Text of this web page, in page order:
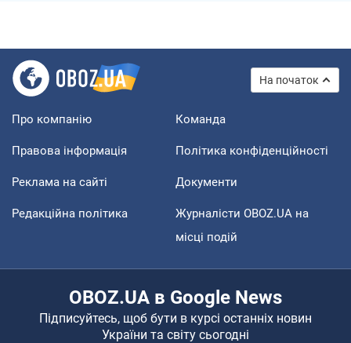
На початок
Про компанію Команда
Правова інформація Політика конфіденційності
Реклама на сайті Документи
Редакційна політика
Журналісти OBOZ.UA на
місці подій
OBOZ.UA в Google News
Підписуйтесь, щоб бути в курсі останніх новин
України та світу сьогодні